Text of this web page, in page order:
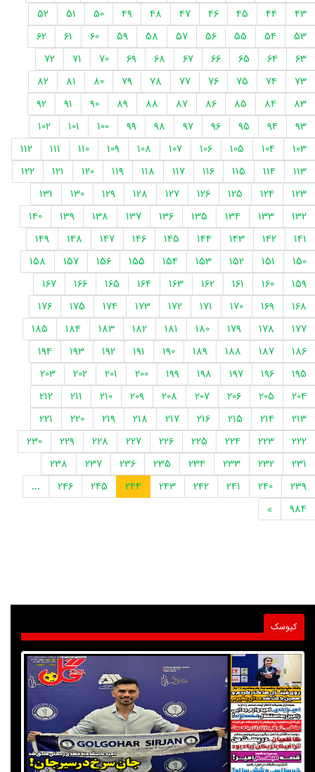
43
44
45
46
47
48
49
50
51
52
53
54
55
56
57
58
59
60
61
62
63
64
65
66
67
68
69
70
71
72
73
74
75
76
77
78
79
80
81
82
83
84
85
86
87
88
89
90
91
92
93
94
95
96
97
98
99
100
101
102
103
104
105
106
107
108
109
110
111
112
113
114
115
116
117
118
119
120
121
122
123
124
125
126
127
128
129
130
131
132
133
134
135
136
137
138
139
140
141
142
143
144
145
146
147
148
149
150
151
152
153
154
155
156
157
158
159
160
161
162
163
164
165
166
167
168
169
170
171
172
173
174
175
176
177
178
179
180
181
182
183
184
185
186
187
188
189
190
191
192
193
194
195
196
197
198
199
200
201
202
203
204
205
206
207
208
209
210
211
212
213
214
215
216
217
218
219
220
221
222
223
224
225
226
227
228
229
230
231
232
233
234
235
236
237
238
239
240
241
242
243
244
245
246
...
984
»
کیوسک